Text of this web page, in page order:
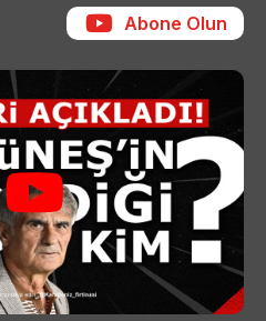
Abone Olun